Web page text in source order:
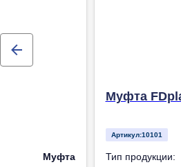
Муфта
Муфта
Артикул:10101
Тип продукции: